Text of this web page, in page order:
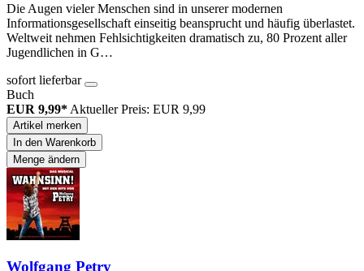
Die Augen vieler Menschen sind in unserer modernen
Informationsgesellschaft einseitig beansprucht und häufig überlastet.
Weltweit nehmen Fehlsichtigkeiten dramatisch zu, 80 Prozent aller
Jugendlichen in G…
sofort lieferbar
Buch
EUR 9,99* Aktueller Preis: EUR 9,99
Artikel merken
In den Warenkorb
Menge ändern
Wolfgang Petry